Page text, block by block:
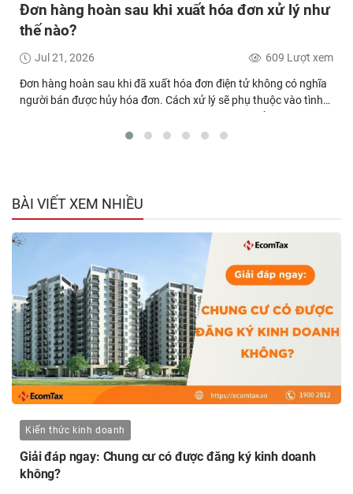
Đơn hàng hoàn sau khi xuất hóa đơn xử lý như
thế nào?
Jul 21, 2026 609 Lượt xem
Đơn hàng hoàn sau khi đã xuất hóa đơn điện tử không có nghĩa
người bán được hủy hóa đơn. Cách xử lý sẽ phụ thuộc vào tình
trạng giao dịch và lý do hoàn hàng theo quy định về hóa đơn
điện tử. Nếu người mua trả lại toàn bộ hoặc một phần hàng hóa
trên Shopee, TikTok Shop, Lazada hoặc các sàn TMĐT khác,
người bán cũng cần đối chiếu với dữ liệu hoàn đơn từ sàn trước
khi xử lý hóa đơn để bảo đảm số liệu chính xác và tránh sai sót
khi kê khai thuế.
BÀI VIẾT XEM NHIỀU
Kiến thức kinh doanh
Giải đáp ngay: Chung cư có được đăng ký kinh doanh
không?